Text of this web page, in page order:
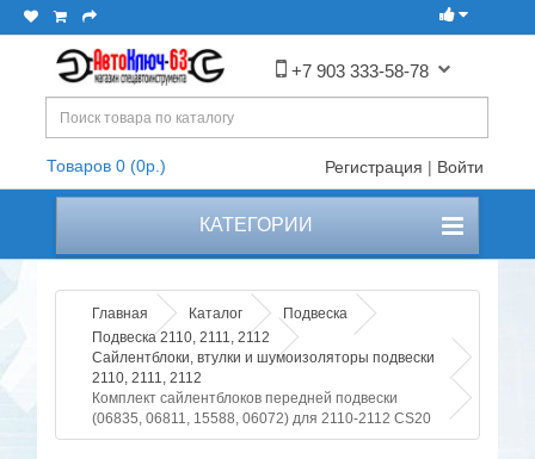
+7 903 333-58-78
Товаров 0 (0р.) Регистрация | Войти
КАТЕГОРИИ
Главная Каталог
Подвеска
Подвеска 2110, 2111, 2112
Сайлентблоки, втулки и шумоизоляторы подвески
2110, 2111, 2112
Комплект сайлентблоков передней подвески
(06835, 06811, 15588, 06072) для 2110-2112 CS20